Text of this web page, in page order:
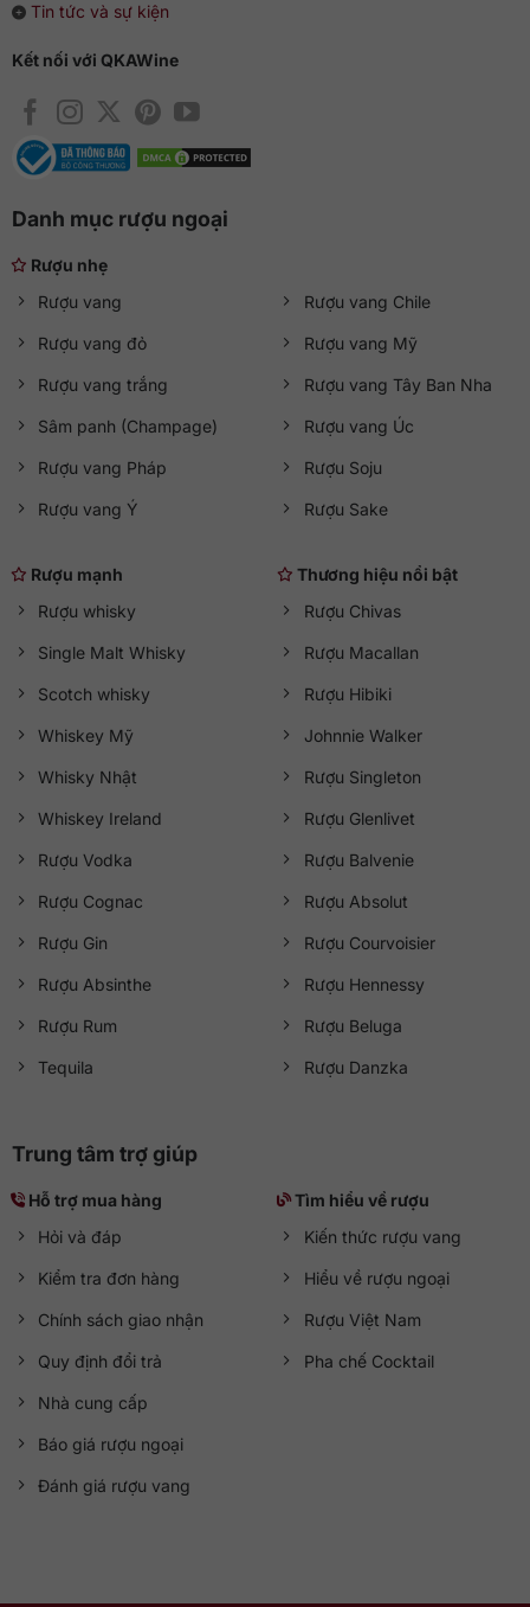
Tin tức và sự kiện
Kết nối với QKAWine
Danh mục rượu ngoại
Rượu nhẹ
Rượu vang
Rượu vang đỏ
Rượu vang trắng
Sâm panh (Champage)
Rượu vang Pháp
Rượu vang Ý
Rượu vang Chile
Rượu vang Mỹ
Rượu vang Tây Ban Nha
Rượu vang Úc
Rượu Soju
Rượu Sake
Rượu mạnh
Rượu whisky
Single Malt Whisky
Scotch whisky
Whiskey Mỹ
Whisky Nhật
Whiskey Ireland
Rượu Vodka
Rượu Cognac
Rượu Gin
Rượu Absinthe
Rượu Rum
Tequila
Thương hiệu nổi bật
Rượu Chivas
Rượu Macallan
Rượu Hibiki
Johnnie Walker
Rượu Singleton
Rượu Glenlivet
Rượu Balvenie
Rượu Absolut
Rượu Courvoisier
Rượu Hennessy
Rượu Beluga
Rượu Danzka
Trung tâm trợ giúp
Hỗ trợ mua hàng
Hỏi và đáp
Kiểm tra đơn hàng
Chính sách giao nhận
Quy định đổi trả
Nhà cung cấp
Báo giá rượu ngoại
Đánh giá rượu vang
Tìm hiểu về rượu
Kiến thức rượu vang
Hiểu về rượu ngoại
Rượu Việt Nam
Pha chế Cocktail